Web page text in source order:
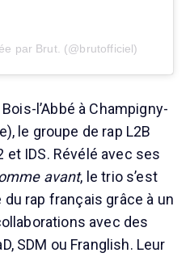
par Brut. (@brutofficiel)
l’Abbé à Champigny-
le groupe de rap L2B
et IDS. Révélé avec ses
avant, le trio s’est
rap français grâce à un
avec des
SDM ou Franglish. Leur